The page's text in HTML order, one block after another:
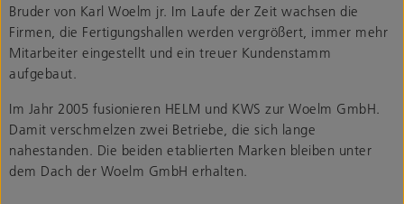
Bruder von Karl Woelm jr. Im Laufe der Zeit wachsen die
Firmen, die Fertigungshallen werden vergrößert, immer mehr
Mitarbeiter eingestellt und ein treuer Kundenstamm
aufgebaut.
Im Jahr 2005 fusionieren HELM und KWS zur Woelm GmbH.
Damit verschmelzen zwei Betriebe, die sich lange
nahestanden. Die beiden etablierten Marken bleiben unter
dem Dach der Woelm GmbH erhalten.